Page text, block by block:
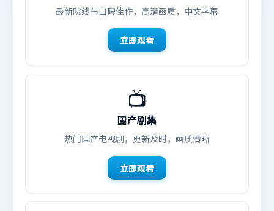
最新院线与口碑佳作，高清画质，中文字幕
立即观看
📺
国产剧集
热门国产电视剧，更新及时，画质清晰
立即观看